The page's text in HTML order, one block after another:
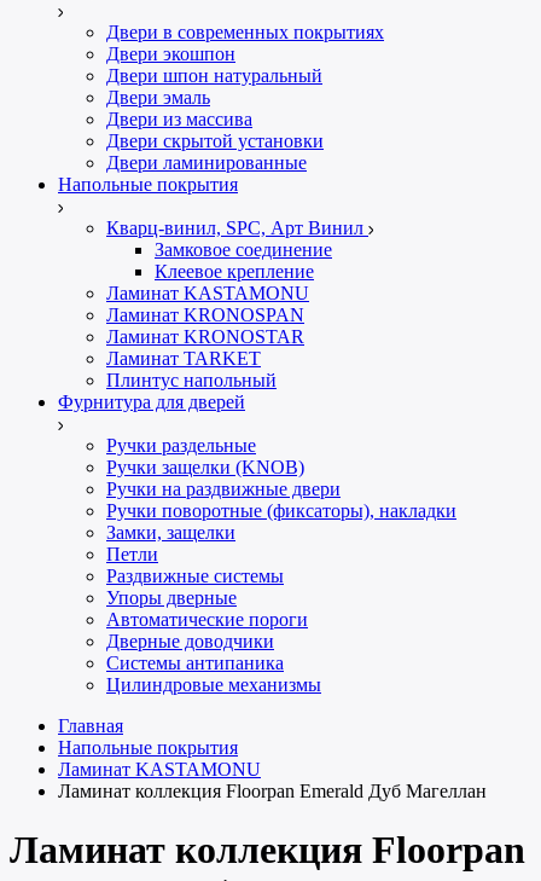
Двери в современных покрытиях
Двери экошпон
Двери шпон натуральный
Двери эмаль
Двери из массива
Двери скрытой установки
Двери ламинированные
Напольные покрытия
Кварц-винил, SPC, Арт Винил
Замковое соединение
Клеевое крепление
Ламинат KASTAMONU
Ламинат KRONOSPAN
Ламинат KRONOSTAR
Ламинат TARKET
Плинтус напольный
Фурнитура для дверей
Ручки раздельные
Ручки защелки (KNOB)
Ручки на раздвижные двери
Ручки поворотные (фиксаторы), накладки
Замки, защелки
Петли
Раздвижные системы
Упоры дверные
Автоматические пороги
Дверные доводчики
Системы антипаника
Цилиндровые механизмы
Главная
Напольные покрытия
Ламинат KASTAMONU
Ламинат коллекция Floorpan Emerald Дуб Магеллан
Ламинат коллекция Floorpan